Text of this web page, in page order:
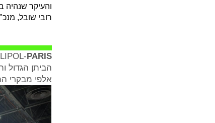
והעיקר שנהיה
רובי שובל,
PARIS
אלפי מבקרי התערוכה. 330 מטר מרובע של תצוגה